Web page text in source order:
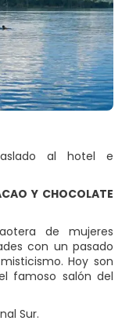
al hotel e
Y CHOCOLATE
de mujeres
con un pasado
Hoy son
famoso salón del
Sur.